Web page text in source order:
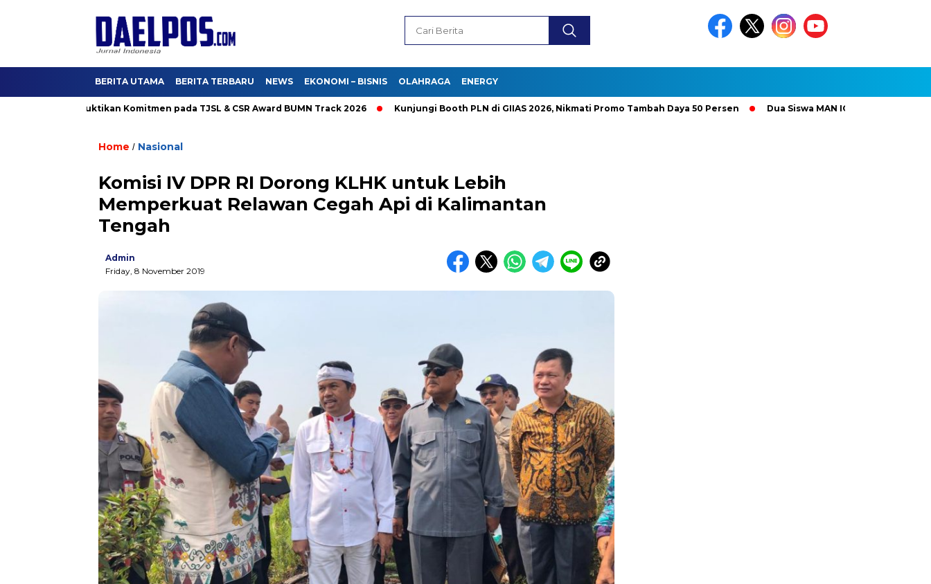
BERITA UTAMA BERITA TERBARU NEWS EKONOMI – BISNIS OLAHRAGA ENERGY
Karya Buktikan Komitmen pada TJSL & CSR Award BUMN Track 2026 Kunjungi Booth PLN di GIIAS 2026, Nikmati Promo Tambah Daya 50 Persen Dua Siswa MAN IC Serpong Wakili RI di
Home / Nasional
Komisi IV DPR RI Dorong KLHK untuk Lebih
Memperkuat Relawan Cegah Api di Kalimantan
Tengah
Admin
Friday, 8 November 2019